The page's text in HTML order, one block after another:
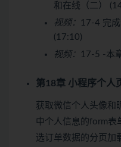
和在线（二）
视频：
17-4 完
(17:10)
视频：
17-5 -本
第18章 小程序个人
获取微信个人头像和
中个人信息的form表
选订单数据的分页加